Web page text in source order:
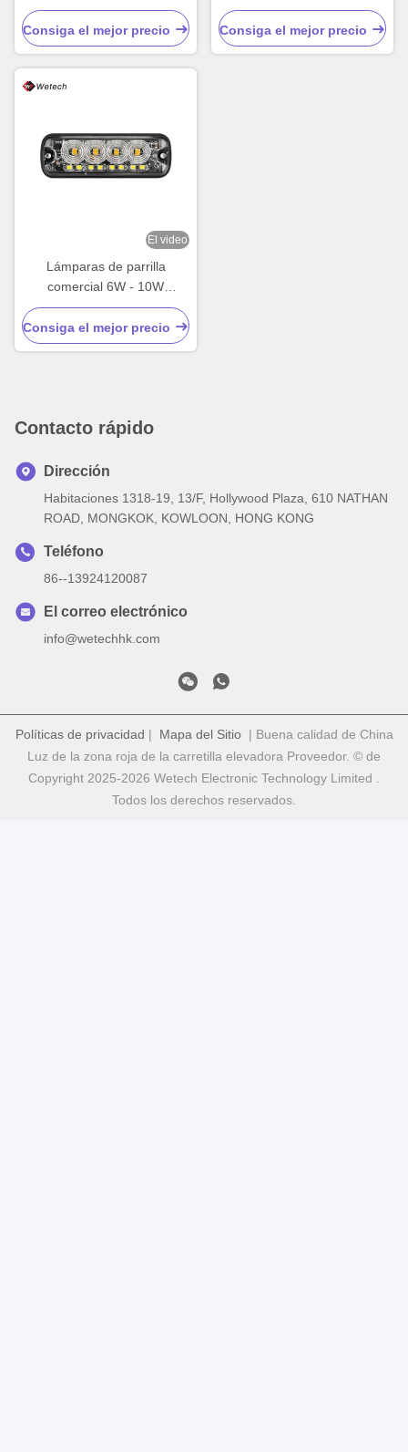
agua Barra de luz de
advertencia 9W
Consiga el mejor precio
luminosidad LED Grille
Lámparas para camiones de
alta luminosidad IP67
Consiga el mejor precio
El video
Lámparas de parrilla
comercial 6W - 10W
Lámparas de parrilla de
ámbar para camiones
Consiga el mejor precio
Contacto rápido
Dirección
Habitaciones 1318-19, 13/F, Hollywood Plaza, 610 NATHAN
ROAD, MONGKOK, KOWLOON, HONG KONG
Teléfono
86--13924120087
El correo electrónico
info@wetechhk.com
Políticas de privacidad | Mapa del Sitio| Buena calidad de China
Luz de la zona roja de la carretilla elevadora Proveedor. © de
Copyright 2025-2026 Wetech Electronic Technology Limited .
Todos los derechos reservados.